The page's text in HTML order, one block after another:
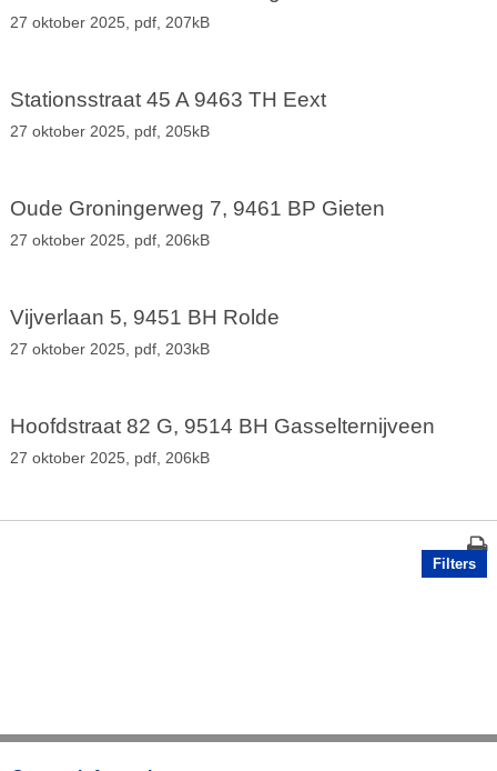
27 oktober 2025, pdf, 207kB
Stationsstraat 45 A 9463 TH Eext
27 oktober 2025, pdf, 205kB
Oude Groningerweg 7, 9461 BP Gieten
27 oktober 2025, pdf, 206kB
Vijverlaan 5, 9451 BH Rolde
27 oktober 2025, pdf, 203kB
Hoofdstraat 82 G, 9514 BH Gasselternijveen
27 oktober 2025, pdf, 206kB
Filters